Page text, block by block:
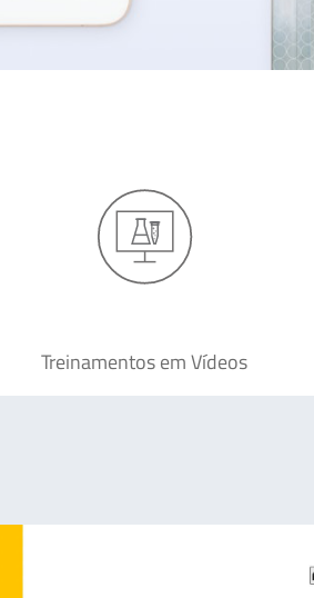
Treinamentos em Vídeos